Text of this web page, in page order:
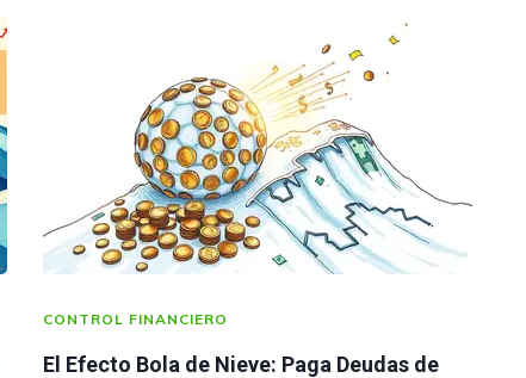
CONTROL FINANCIERO
El Efecto Bola de Nieve: Paga Deudas de